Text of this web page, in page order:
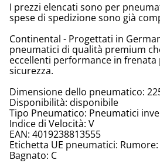
I prezzi elencati sono per
spese di spedizione sono già
Continental - Progettati in
pneumatici di qualità premium
eccellenti performance in frenata
sicurezza.
Dimensione dello pneumatico:
Disponibilità: disponibile
Tipo Pneumatico: Pneumatici
Indice di Velocità: V
EAN: 4019238813555
Etichetta UE pneumatici: Rumore:
Bagnato: C